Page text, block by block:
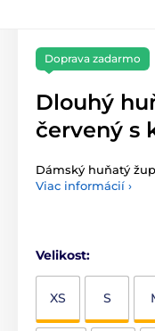
Doprava zadarmo
Dlouhý
červený s
Dámský huňatý
Viac informácií ›
Velikost:
XS S